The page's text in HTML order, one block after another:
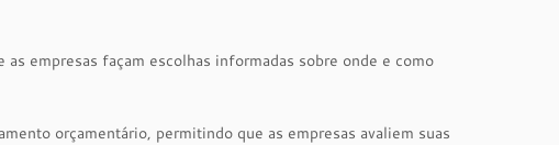
empresas façam escolhas informadas sobre onde e como
orçamentário, permitindo que as empresas avaliem suas